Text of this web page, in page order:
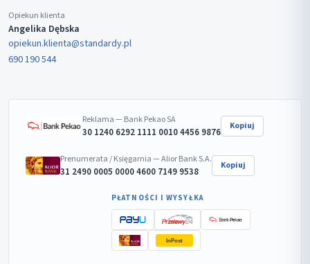
Opiekun klienta
Angelika Dębska
opiekun.klienta@standardy.pl
690 190 544
Reklama — Bank Pekao SA
30 1240 6292 1111 0010 4456 9876 Kopiuj
Prenumerata / Księgarnia — Alior Bank S.A.
31 2490 0005 0000 4600 7149 9538 Kopiuj
PŁATNOŚCI I WYSYŁKA
InPost